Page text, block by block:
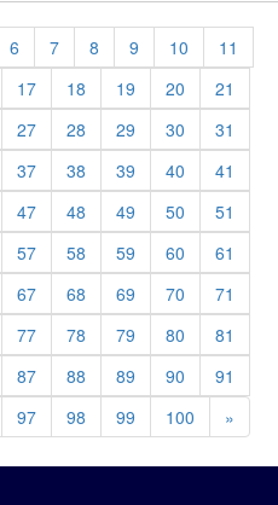
6 7 8 9 10
11
17 18 19 20
21
27 28 29 30
31
37 38 39 40
41
47 48 49 50
51
57 58 59 60
61
67 68 69 70
71
77 78 79 80
81
87 88 89 90
91
97 98 99 100 »